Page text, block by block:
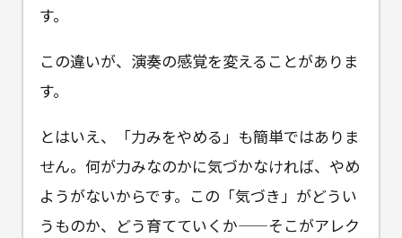
す。
この違いが、演奏の感覚を変えることがありま
す。
とはいえ、「力みをやめる」も簡単ではありま
せん。何が力みなのかに気づかなければ、やめ
ようがないからです。この「気づき」がどうい
うものか、どう育てていくか——そこがアレク